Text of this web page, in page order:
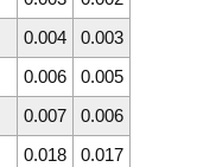
0.004
0.003
0.006
0.005
0.007
0.006
0.018
0.017